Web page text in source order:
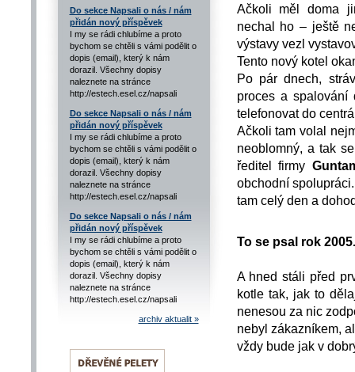
Do sekce Napsali o nás / nám
přidán nový příspěvek
I my se rádi chlubíme a proto
bychom se chtěli s vámi podělit o
dopis (email), který k nám
dorazil. Všechny dopisy
naleznete na stránce
http://estech.esel.cz/napsali
Do sekce Napsali o nás / nám
přidán nový příspěvek
I my se rádi chlubíme a proto
bychom se chtěli s vámi podělit o
dopis (email), který k nám
dorazil. Všechny dopisy
naleznete na stránce
http://estech.esel.cz/napsali
Do sekce Napsali o nás / nám
přidán nový příspěvek
I my se rádi chlubíme a proto
bychom se chtěli s vámi podělit o
dopis (email), který k nám
dorazil. Všechny dopisy
naleznete na stránce
http://estech.esel.cz/napsali
archiv aktualit »
Ačkoli měl doma
nechal ho – ještě
výstavy vezl
Tento nový kotel
Po pár dnech,
proces a spalování
telefonovat do
Ačkoli tam volal
neoblomný, a tak
ředitel firmy
obchodní
tam celý den a
To se psal rok 2005.
A hned stáli před
kotle tak, jak to
nenesou za nic
nebyl zákazníkem,
vždy bude jak v